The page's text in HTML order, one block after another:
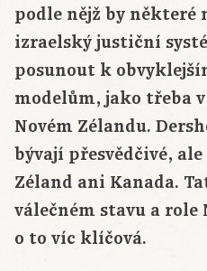
podle nějž by některé
izraelský justiční
posunout k
modelům, jako třeba
Novém Zélandu.
bývají přesvědčivé,
Zéland ani Kanada.
válečném stavu a role
o to víc klíčová.